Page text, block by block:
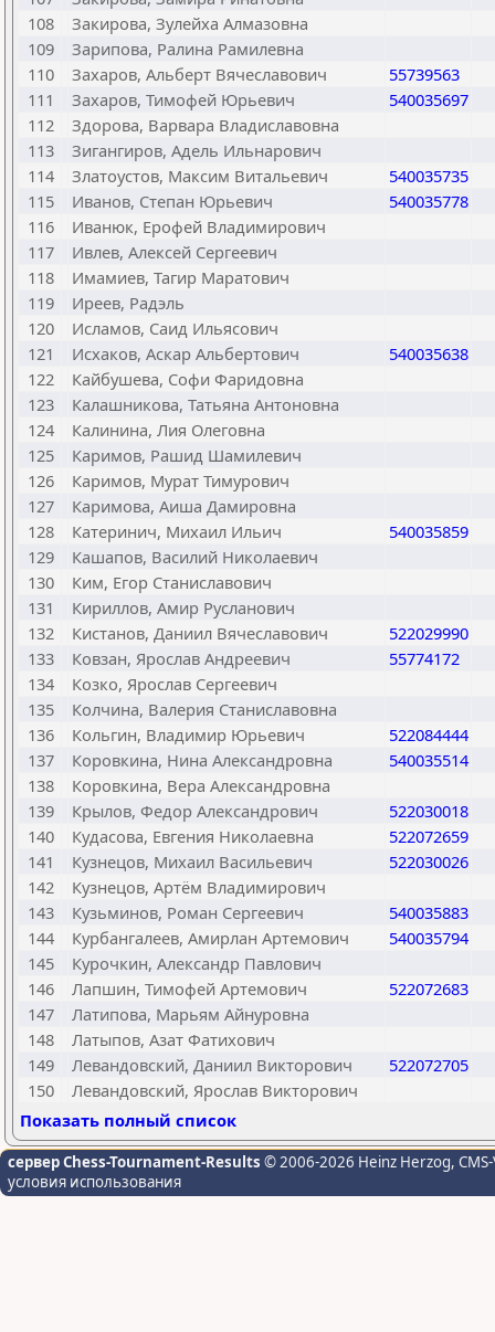
108
Закирова, Зулейха Алмазовна
109
Зарипова, Ралина Рамилевна
110
Захаров, Альберт Вячеславович
55739563
111
Захаров, Тимофей Юрьевич
540035697
112
Здорова, Варвара Владиславовна
113
Зигангиров, Адель Ильнарович
114
Златоустов, Максим Витальевич
540035735
115
Иванов, Степан Юрьевич
540035778
116
Иванюк, Ерофей Владимирович
117
Ивлев, Алексей Сергеевич
118
Имамиев, Тагир Маратович
119
Иреев, Радэль
120
Исламов, Саид Ильясович
121
Исхаков, Аскар Альбертович
540035638
122
Кайбушева, Софи Фаридовна
123
Калашникова, Татьяна Антоновна
124
Калинина, Лия Олеговна
125
Каримов, Рашид Шамилевич
126
Каримов, Мурат Тимурович
127
Каримова, Аиша Дамировна
128
Катеринич, Михаил Ильич
540035859
129
Кашапов, Василий Николаевич
130
Ким, Егор Станиславович
131
Кириллов, Амир Русланович
132
Кистанов, Даниил Вячеславович
522029990
133
Ковзан, Ярослав Андреевич
55774172
134
Козко, Ярослав Сергеевич
135
Колчина, Валерия Станиславовна
136
Кольгин, Владимир Юрьевич
522084444
137
Коровкина, Нина Александровна
540035514
138
Коровкина, Вера Александровна
139
Крылов, Федор Александрович
522030018
140
Кудасова, Евгения Николаевна
522072659
141
Кузнецов, Михаил Васильевич
522030026
142
Кузнецов, Артём Владимирович
143
Кузьминов, Роман Сергеевич
540035883
144
Курбангалеев, Амирлан Артемович
540035794
145
Курочкин, Александр Павлович
146
Лапшин, Тимофей Артемович
522072683
147
Латипова, Марьям Айнуровна
148
Латыпов, Азат Фатихович
149
Левандовский, Даниил Викторович
522072705
150
Левандовский, Ярослав Викторович
Показать полный список
сервер Chess-Tournament-Results © 2006-2026 Heinz Herzog,
условия использования